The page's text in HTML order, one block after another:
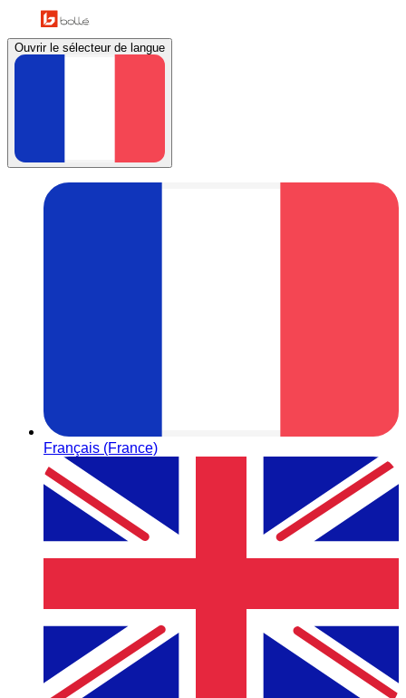
Ouvrir le sélecteur de langue
Français (France)